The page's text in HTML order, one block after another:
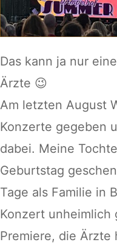
Das kann ja nur
Ärzte 😉
Am letzten August
Konzerte gegeben
dabei. Meine
Geburtstag
Tage als Familie in
Konzert unheimlich
Premiere, die Ärzte